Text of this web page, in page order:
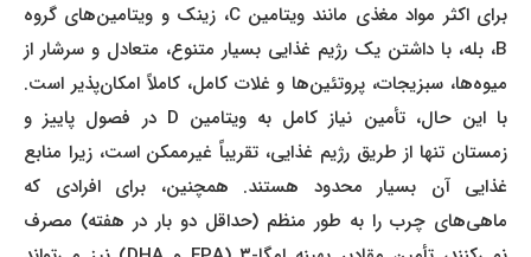
برای اکثر مواد مغذی مانند ویتامین C، زینک و ویتامین‌های گروه
B، بله، با داشتن یک رژیم غذایی بسیار متنوع، متعادل و سرشار از
میوه‌ها، سبزیجات، پروتئین‌ها و غلات کامل، کاملاً امکان‌پذیر است.
با این حال، تأمین نیاز کامل به ویتامین D در فصول پاییز و
زمستان تنها از طریق رژیم غذایی، تقریباً غیرممکن است، زیرا منابع
غذایی آن بسیار محدود هستند. همچنین، برای افرادی که
ماهی‌های چرب را به طور منظم (حداقل دو بار در هفته) مصرف